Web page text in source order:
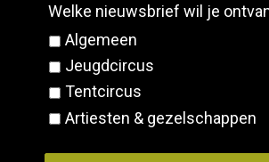
Welke nieuwsbrief wil je
Algemeen
Jeugdcircus
Tentcircus
Artiesten & gezelschappen